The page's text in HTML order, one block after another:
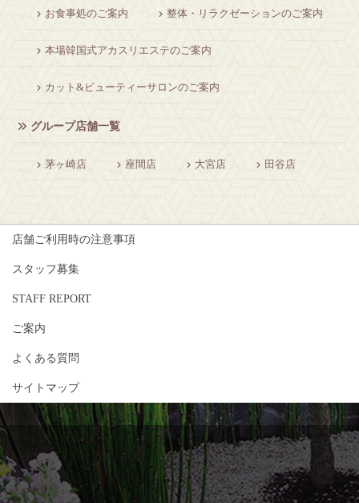
お食事処のご案内 整体・リラクゼーションのご案内
本場韓国式アカスリエステのご案内
カット&ビューティーサロンのご案内
グループ店舗一覧
茅ヶ崎店 座間店 大宮店 田谷店
店舗ご利用時の注意事項
スタッフ募集
STAFF REPORT
ご案内
よくある質問
サイトマップ